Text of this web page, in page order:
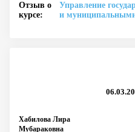
Отзыв о
курсе:
Управление
и
Хабилова Лира
Мубараковна